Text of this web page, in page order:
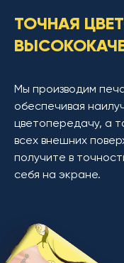
ТОЧНАЯ
Мы производим
обеспечивая
цветопередачу, а
всех внешних
получите в
себя на экране.